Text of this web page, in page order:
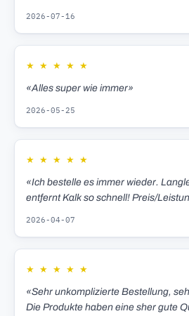
2026-07-16
★ ★ ★ ★ ★
«Alles super wie immer»
2026-05-25
★ ★ ★ ★ ★
«Ich bestelle es immer wieder.
entfernt Kalk so schnell! Preis/
2026-04-07
★ ★ ★ ★ ★
«Sehr unkomplizierte Bestellung,
Die Produkte haben eine sher gute